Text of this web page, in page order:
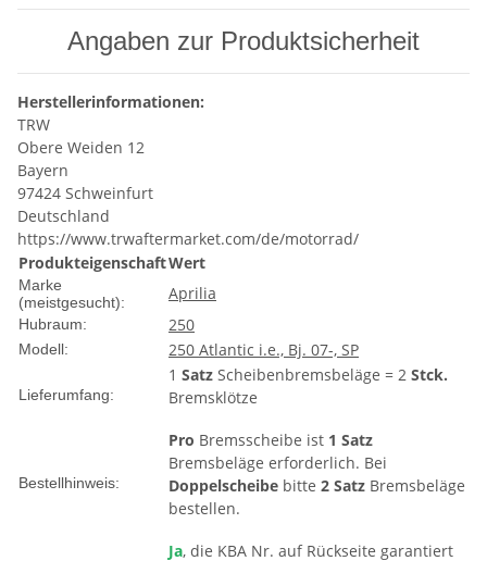
Angaben zur Produktsicherheit
Herstellerinformationen:
TRW
Obere Weiden 12
Bayern
97424 Schweinfurt
Deutschland
https://www.trwaftermarket.com/de/motorrad/
ProdukteigenschaftWert
Marke
(meistgesucht):
Aprilia
Hubraum: 250
Modell: 250 Atlantic i.e., Bj. 07-, SP
Lieferumfang:
1 Satz Scheibenbremsbeläge = 2 Stck.
Bremsklötze
Bestellhinweis:
Pro Bremsscheibe ist 1 Satz
Bremsbeläge erforderlich. Bei
Doppelscheibe bitte 2 Satz Bremsbeläge
bestellen.
Ja, die KBA Nr. auf Rückseite garantiert